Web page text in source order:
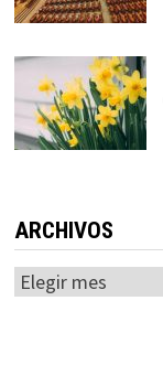
ARCHIVOS
Archivos